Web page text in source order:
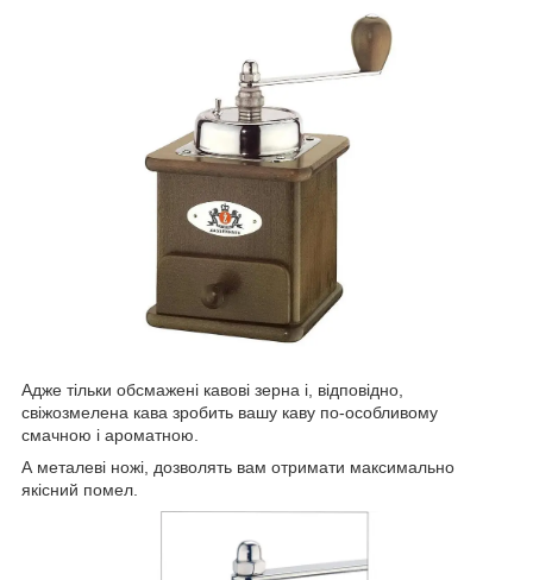
Адже тільки обсмажені кавові зерна і, відповідно,
свіжозмелена кава зробить вашу каву по-особливому
смачною і ароматною.
А металеві ножі, дозволять вам отримати максимально
якісний помел.